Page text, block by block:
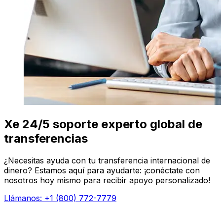
Xe 24/5 soporte experto global de
transferencias
¿Necesitas ayuda con tu transferencia internacional de
dinero? Estamos aquí para ayudarte: ¡conéctate con
nosotros hoy mismo para recibir apoyo personalizado!
Llámanos: +1 (800) 772-7779